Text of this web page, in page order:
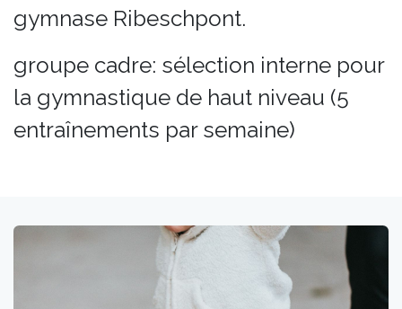
gymnase Ribeschpont.
groupe cadre: sélection interne pour
la gymnastique de haut niveau (5
entraînements par semaine)